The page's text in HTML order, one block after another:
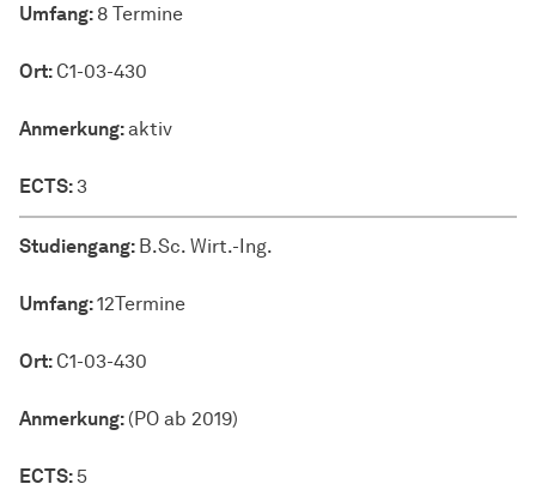
Umfang
Ort
Anmerkung
ECTS
Umfang: 8 Termine
Ort: C1-03-430
Anmerkung:aktiv
ECTS: 3
Studiengang: B.Sc. Wirt.-Ing.
Umfang:12Termine
Ort: C1-03-430
Anmerkung: (PO ab 2019)
ECTS:5